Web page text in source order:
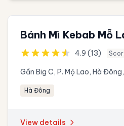
Bánh Mì Kebab Mỗ
4.9 (13)
Gần Big C, P. Mộ Lao, Hà
Hà Đông
View details